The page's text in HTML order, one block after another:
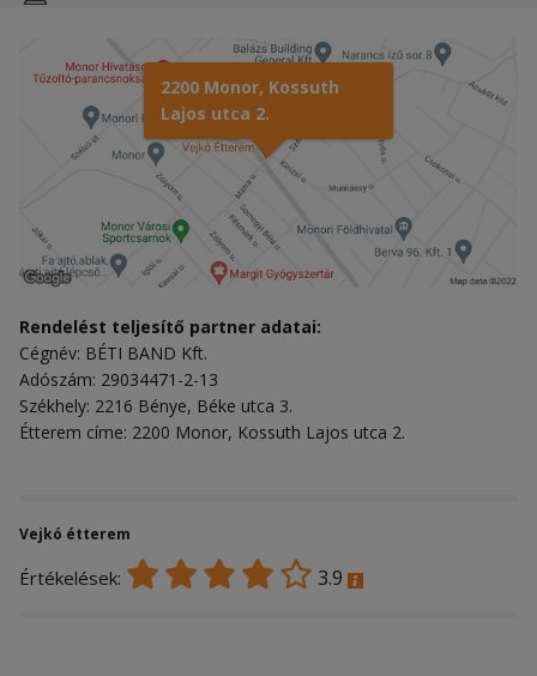
2200 Monor, Kossuth
Lajos utca 2.
Rendelést teljesítő partner adatai:
Cégnév: BÉTI BAND Kft.
Adószám: 29034471-2-13
Székhely: 2216 Bénye, Béke utca 3.
Étterem címe: 2200 Monor, Kossuth Lajos utca 2.
Vejkó étterem
Értékelések: 3.9